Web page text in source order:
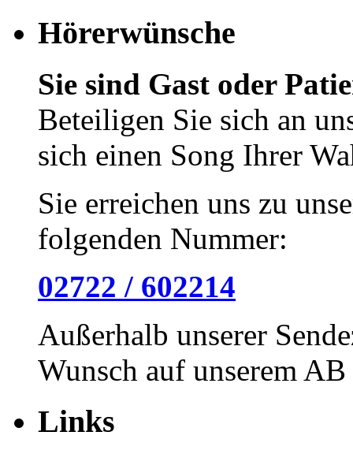
Hörerwünsche
Sie sind Gast oder
Beteiligen Sie sich an
sich einen Song Ihrer
Sie erreichen uns zu
folgenden Nummer:
02722 / 602214
Außerhalb unserer
Wunsch auf unserem
Links